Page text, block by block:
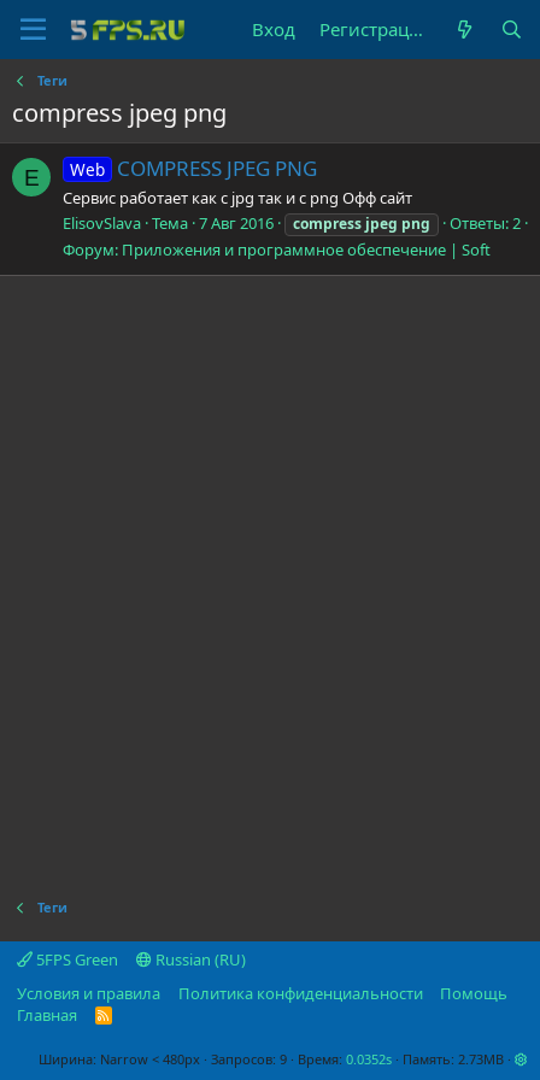
Вход Регистрация
Теги
compress jpeg png
E Web COMPRESS JPEG PNG
Сервис работает как с jpg так и с png Офф сайт
ElisovSlava Тема 7 Авг 2016 compress jpeg png
Ответы: 2
Форум: Приложения и программное обеспечение | Soft
Теги
5FPS Green
Russian (RU)
Условия и правила
Политика конфиденциальности
Помощь
Главная
R
Ширина Запросов 9 Время 0.0352s Память 2.73MB